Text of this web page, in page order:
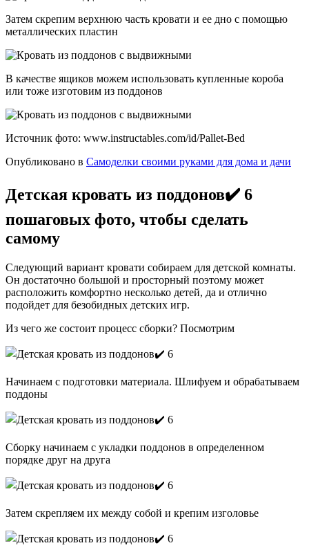
Затем скрепим верхнюю часть кровати и ее дно с помощью
металлических пластин
В качестве ящиков можем использовать купленные короба
или тоже изготовим из поддонов
Источник фото: www.instructables.com/id/Pallet-Bed
Опубликовано в Самоделки своими руками для дома и дачи
Детская кровать из поддонов✔️ 6
пошаговых фото, чтобы сделать
самому
Следующий вариант кровати собираем для детской комнаты.
Он достаточно большой и просторный поэтому может
расположить комфортно несколько детей, да и отлично
подойдет для безобидных детских игр.
Из чего же состоит процесс сборки? Посмотрим
Начинаем с подготовки материала. Шлифуем и обрабатываем
поддоны
Сборку начинаем с укладки поддонов в определенном
порядке друг на друга
Затем скрепляем их между собой и крепим изголовье